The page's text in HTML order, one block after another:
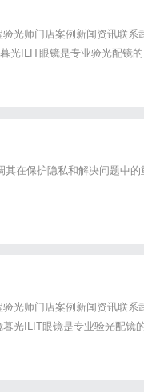
光师门店案例新闻资讯联系
光ILIT眼镜是专业验光配镜的
镜片、透明价格和直营售后为
在保护隐私和解决问题中的
光师门店案例新闻资讯联系
光ILIT眼镜是专业验光配镜
镜片、透明价格和直营售后为